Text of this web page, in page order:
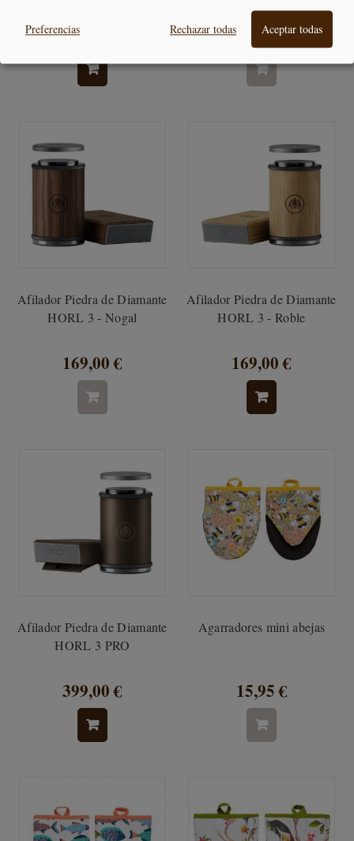
15,60 € 99,00 €
Afilador Piedra de Diamante
HORL 3 - Nogal
169,00 €
Afilador Piedra de Diamante
HORL 3 - Roble
169,00 €
Afilador Piedra de Diamante
HORL 3 PRO
399,00 €
Agarradores mini abejas
15,95 €
Preferencias Rechazar todas Aceptar todas